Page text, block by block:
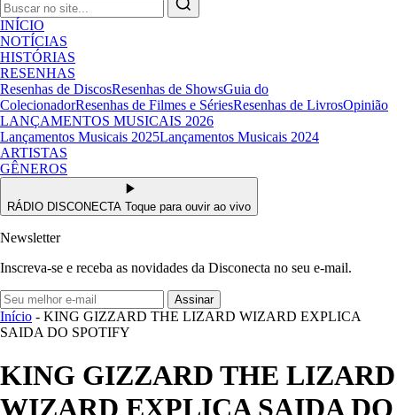
INÍCIO
NOTÍCIAS
HISTÓRIAS
RESENHAS
Resenhas de DiscosResenhas de ShowsGuia do
ColecionadorResenhas de Filmes e SériesResenhas de LivrosOpinião
LANÇAMENTOS MUSICAIS 2026
Lançamentos Musicais 2025Lançamentos Musicais 2024
ARTISTAS
GÊNEROS
RÁDIO DISCONECTA Toque para ouvir ao vivo
Newsletter
Inscreva-se e receba as novidades da Disconecta no seu e-mail.
Assinar
Início - KING GIZZARD THE LIZARD WIZARD EXPLICA
SAIDA DO SPOTIFY
KING GIZZARD THE LIZARD
WIZARD EXPLICA SAIDA DO